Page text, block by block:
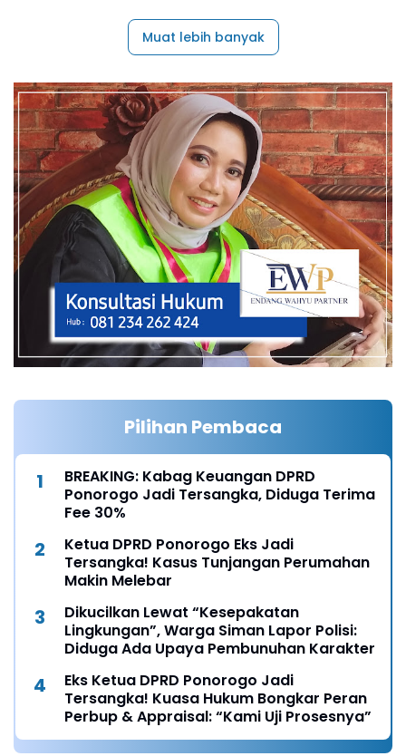
Muat lebih banyak
Pilihan Pembaca
BREAKING: Kabag Keuangan DPRD
Ponorogo Jadi Tersangka, Diduga Terima
Fee 30%
Ketua DPRD Ponorogo Eks Jadi
Tersangka! Kasus Tunjangan Perumahan
Makin Melebar
Dikucilkan Lewat “Kesepakatan
Lingkungan”, Warga Siman Lapor Polisi:
Diduga Ada Upaya Pembunuhan Karakter
Eks Ketua DPRD Ponorogo Jadi
Tersangka! Kuasa Hukum Bongkar Peran
Perbup & Appraisal: “Kami Uji Prosesnya”